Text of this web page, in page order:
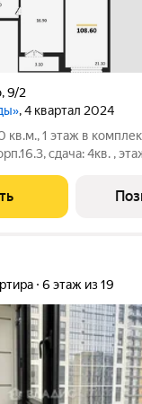
,9/2
, 4 квартал 2024
кв.м., 1 этаж в
сдача: 4кв. ,
границах улиц
6 этаж из 19